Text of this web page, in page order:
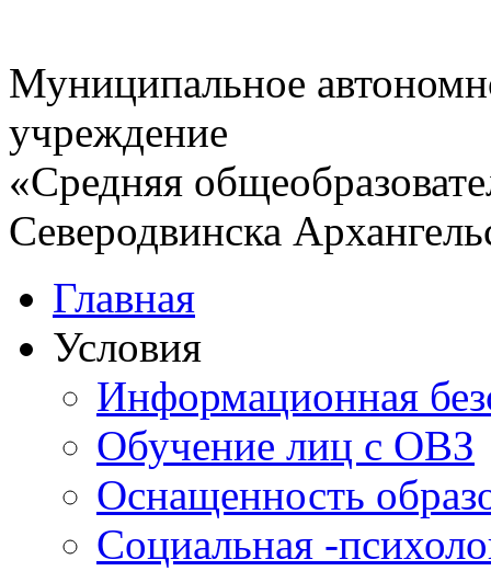
Муниципальное
учреждение
«Средняя
Северодвинска
Главная
Условия
Информационная
Обучение лиц с ОВЗ
Оснащенность
Социальная -